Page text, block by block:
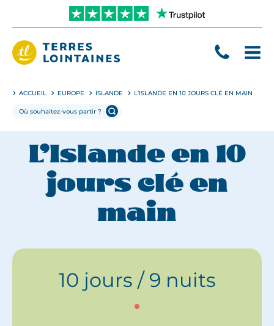
directement
contenu
ACCUEIL EUROPE ISLANDE L’ISLANDE EN 10 JOURS CLÉ EN MAIN
L’Islande en 10
jours clé en
main
10 jours / 9 nuits